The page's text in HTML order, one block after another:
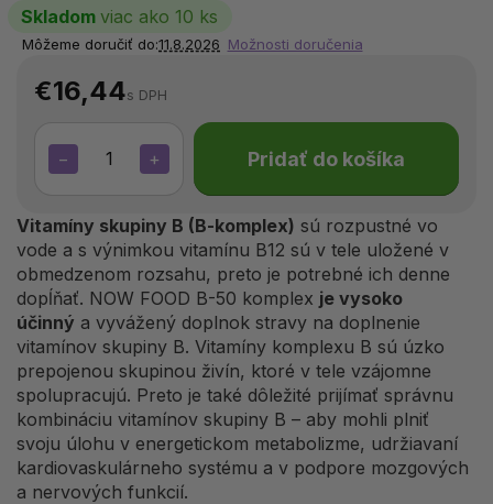
€16,44s DPH
+
− Pridať do košíka
Vitamíny skupiny B (B-komplex) sú rozpustné vo
vode a s výnimkou vitamínu B12 sú v tele uložené v
obmedzenom rozsahu, preto je potrebné ich denne
dopĺňať. NOW FOOD B-50 komplex je vysoko
účinný a vyvážený doplnok stravy na doplnenie
vitamínov skupiny B. Vitamíny komplexu B sú úzko
prepojenou skupinou živín, ktoré v tele vzájomne
spolupracujú. Preto je také dôležité prijímať správnu
kombináciu vitamínov skupiny B – aby mohli plniť
svoju úlohu v energetickom metabolizme, udržiavaní
kardiovaskulárneho systému a v podpore mozgových
a nervových funkcií.
Skladom viac ako 10 ks
Môžeme doručiť do:11.8.2026 Možnosti doručenia